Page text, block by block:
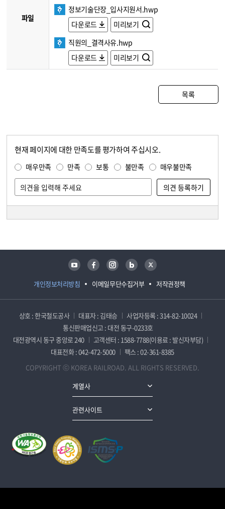
파일
정보기술단장_입사지원서.hwp
다운로드
미리보기
직원의_결격사유.hwp
다운로드
미리보기
목록
현재 페이지에 대한 만족도를 평가하여 주십시오.
매우만족 만족 보통 불만족 매우불만족
개인정보처리방침 이메일무단수집거부 저작권정책
유튜브 페이스북 인스타그램 블로그 트위터
상호 : 한국철도공사 대표자 : 김태승
사업자등록 : 314-82-10024
통신판매업신고 : 대전 동구-0233호
대전광역시 동구 중앙로 240
고객센터 : 1588-7788(이용료 : 발신자부담)
대표전화 : 042-472-5000
팩스 : 02-361-8385
COPYRIGHT ⓒ KOREA RAILROAD. ALL RIGHTS RESERVED.
계열사
관련사이트